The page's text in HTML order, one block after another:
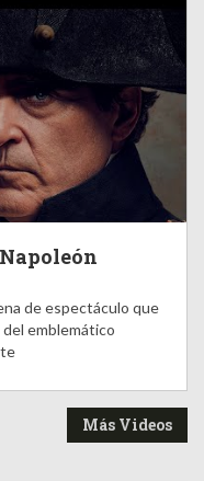
Napoleón
de espectáculo que
emblemático
Más Videos